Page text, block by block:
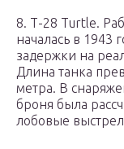
8. Т-28 Turtle.
началась в 1943
задержки на
Длина танка
метра. В
броня была
лобовые